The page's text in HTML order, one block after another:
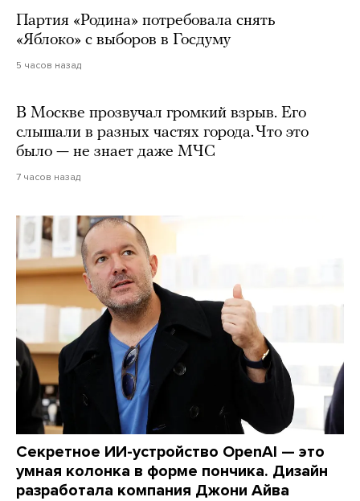
Партия «Родина» потребовала снять
«Яблоко» с выборов в Госдуму
5 часов назад
В Москве прозвучал громкий взрыв. Его
слышали в разных частях города. Что это
было — не знает даже МЧС
7 часов назад
Секретное ИИ-устройство OpenAI — это
умная колонка в форме пончика. Дизайн
разработала компания Джони Айва